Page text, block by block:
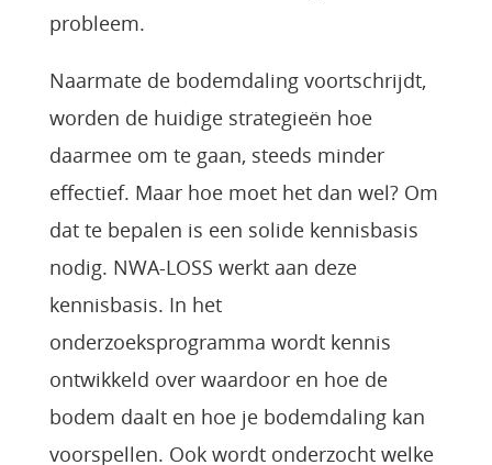
probleem.
Naarmate de bodemdaling voortschrijdt,
worden de huidige strategieën hoe
daarmee om te gaan, steeds minder
effectief. Maar hoe moet het dan wel? Om
dat te bepalen is een solide kennisbasis
nodig. NWA-LOSS werkt aan deze
kennisbasis. In het
onderzoeksprogramma wordt kennis
ontwikkeld over waardoor en hoe de
bodem daalt en hoe je bodemdaling kan
voorspellen. Ook wordt onderzocht welke